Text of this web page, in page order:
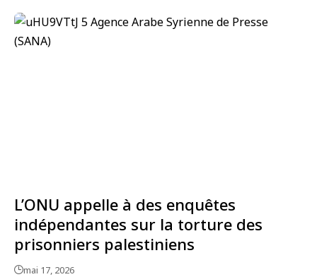
L’ONU appelle à des enquêtes
indépendantes sur la torture des
prisonniers palestiniens
mai 17, 2026